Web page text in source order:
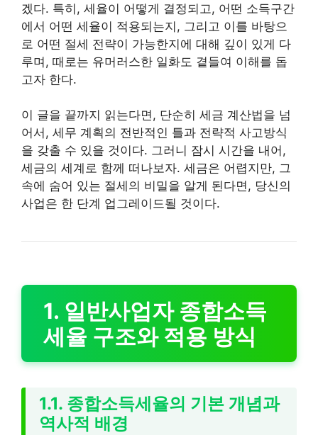
겠다. 특히, 세율이 어떻게 결정되고, 어떤 소득구간
에서 어떤 세율이 적용되는지, 그리고 이를 바탕으
로 어떤 절세 전략이 가능한지에 대해 깊이 있게 다
루며, 때로는 유머러스한 일화도 곁들여 이해를 돕
고자 한다.
이 글을 끝까지 읽는다면, 단순히 세금 계산법을 넘
어서, 세무 계획의 전반적인 틀과 전략적 사고방식
을 갖출 수 있을 것이다. 그러니 잠시 시간을 내어,
세금의 세계로 함께 떠나보자. 세금은 어렵지만, 그
속에 숨어 있는 절세의 비밀을 알게 된다면, 당신의
사업은 한 단계 업그레이드될 것이다.
1. 일반사업자 종합소득
세율 구조와 적용 방식
1.1. 종합소득세율의 기본 개념과
역사적 배경